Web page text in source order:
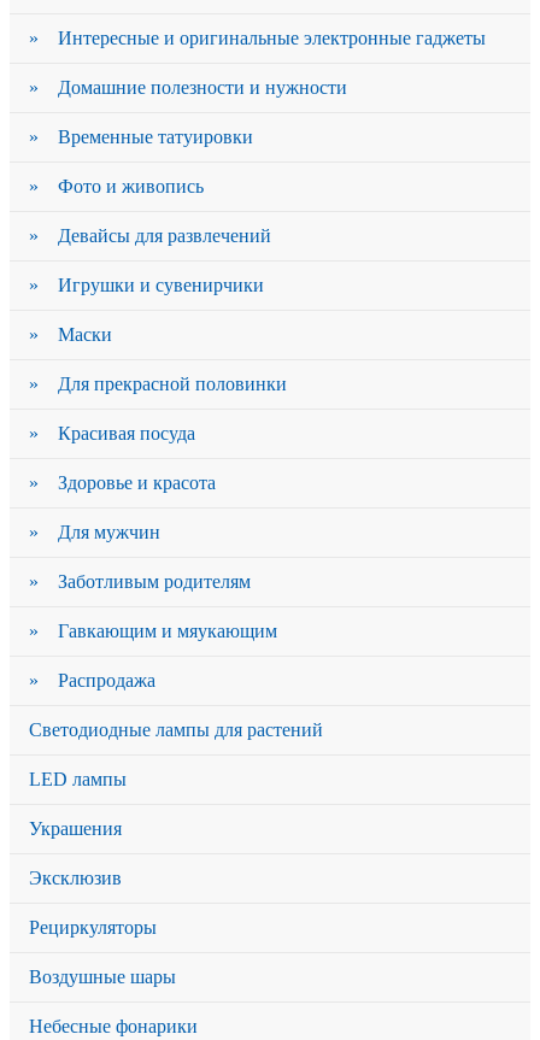
» Интересные и оригинальные электронные гаджеты
» Домашние полезности и нужности
» Временные татуировки
» Фото и живопись
» Девайсы для развлечений
» Игрушки и сувенирчики
» Маски
» Для прекрасной половинки
» Красивая посуда
» Здоровье и красота
» Для мужчин
» Заботливым родителям
» Гавкающим и мяукающим
» Распродажа
Светодиодные лампы для растений
LED лампы
Украшения
Эксклюзив
Рециркуляторы
Воздушные шары
Небесные фонарики